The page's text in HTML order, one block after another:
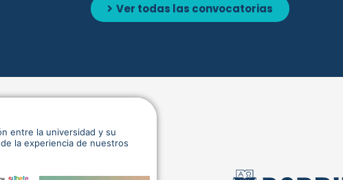
Ver todas las convocatorias
entre la universidad y su
la experiencia de nuestros